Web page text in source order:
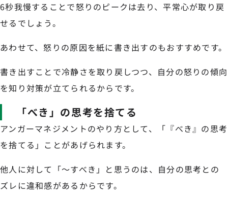
6秒我慢することで怒りのピークは去り、平常心が取り戻
せるでしょう。
あわせて、怒りの原因を紙に書き出すのもおすすめです。
書き出すことで冷静さを取り戻しつつ、自分の怒りの傾向
を知り対策が立てられるからです。
「べき」の思考を捨てる
アンガーマネジメントのやり方として、「『べき』の思考
を捨てる」ことがあげられます。
他人に対して「〜すべき」と思うのは、自分の思考との
ズレに違和感があるからです。